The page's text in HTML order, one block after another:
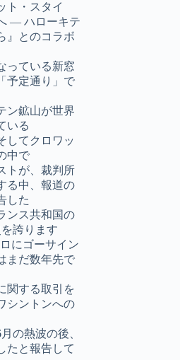
ト・スタイ
― ハローキテ
』とのコラボ
っている新窓
予定通り」で
ン鉱山が世界
いる
してクロワッ
中で
トが、裁判所
る中、報道の
した
ンス共和国の
誇ります
にゴーサイン
まだ数年先で
関する取引を
シントンへの
の熱波の後、
たと報告して